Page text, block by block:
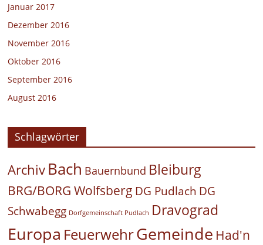
Januar 2017
Dezember 2016
November 2016
Oktober 2016
September 2016
August 2016
Schlagwörter
Archiv Bach Bauernbund Bleiburg
BRG/BORG Wolfsberg DG Pudlach DG
Schwabegg Dorfgemeinschaft Pudlach Dravograd
Europa FeuerwehrGemeinde Had'n